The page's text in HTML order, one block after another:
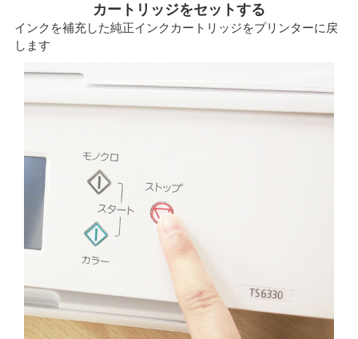
カートリッジをセットする
インクを補充した純正インクカートリッジをプリンターに戻
します